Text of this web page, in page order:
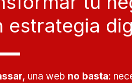
estrategia
una web no basta: